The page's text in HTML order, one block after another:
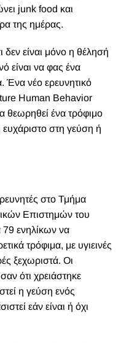
junk food και
της ημέρας.
δεν είναι μόνο η θέλησή
είναι να φας ένα
Ένα νέο ερευνητικό
Human Behavior
θεωρηθεί ένα τρόφιμο
ευχάριστο στη γεύση ή
στο Τμήμα
Επιστημών του
ενηλίκων να
τρόφιμα, με υγιεινές
ξεχωριστά. Οι
ότι χρειάστηκε
η γεύση ενός
εάν είναι ή όχι